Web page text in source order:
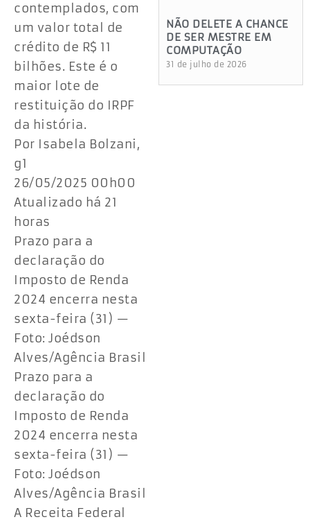
contemplados, com
um valor total de
crédito de R$ 11
bilhões. Este é o
maior lote de
restituição do IRPF
da história.
Por Isabela Bolzani,
g1
26/05/2025 00h00
Atualizado há 21
horas
Prazo para a
declaração do
Imposto de Renda
2024 encerra nesta
sexta-feira (31) —
Foto: Joédson
Alves/Agência Brasil
Prazo para a
declaração do
Imposto de Renda
2024 encerra nesta
sexta-feira (31) —
Foto: Joédson
Alves/Agência Brasil
A Receita Federal
NÃO DELETE A CHANCE
DE SER MESTRE EM
COMPUTAÇÃO
31 de julho de 2026